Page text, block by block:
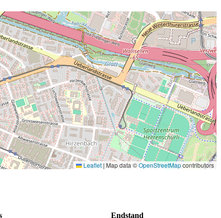
Leaflet | Map data ©OpenStreetMapcontributors
Endstand